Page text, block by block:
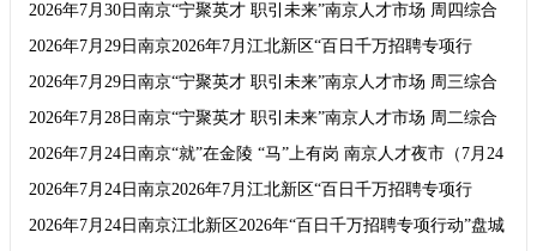
动”综合招聘会（第九期）
2026年7月30日南京“宁聚英才 职引未来”南京人才市场 周四综合
招聘会（7月30日）
2026年7月29日南京2026年7月江北新区“百日千万招聘专项行
动”综合招聘会（第八期）
2026年7月29日南京“宁聚英才 职引未来”南京人才市场 周三综合
招聘会（7月29日）
2026年7月28日南京“宁聚英才 职引未来”南京人才市场 周二综合
招聘会（7月28日）
2026年7月24日南京“就”在金陵 “马”上有岗 南京人才夜市（7月24
日）
2026年7月24日南京2026年7月江北新区“百日千万招聘专项行
动”综合招聘会（第七期）
2026年7月24日南京江北新区2026年“百日千万招聘专项行动”盘城